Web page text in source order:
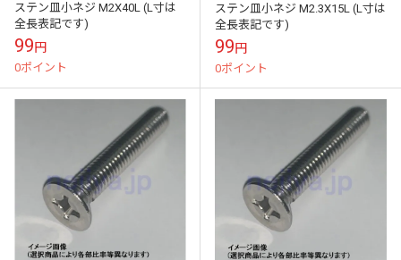
ステン皿小ネジ M2X40L (L寸は
全長表記です)
99円
0ポイント
ステン皿小ネジ M2.3X15L (L寸は
全長表記です)
99円
0ポイント